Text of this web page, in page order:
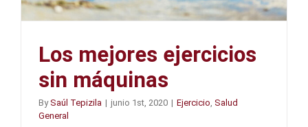
Los mejores ejercicios
sin máquinas
BySaúl Tepizila | junio 1st, 2020 | Ejercicio Salud
General